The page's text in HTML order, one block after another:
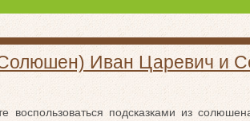
Иван Царевич и
воспользоваться подсказками из